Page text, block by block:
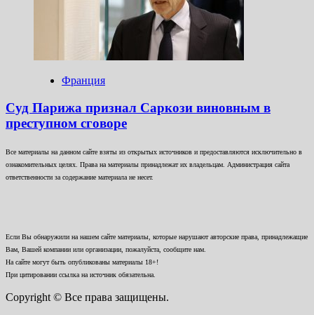
Франция
Суд Парижа признал Саркози виновным в
преступном сговоре
Все материалы на данном сайте взяты из открытых источников и предоставляются исключительно в
ознакомительных целях. Права на материалы принадлежат их владельцам. Администрация сайта
ответственности за содержание материала не несет.
Если Вы обнаружили на нашем сайте материалы, которые нарушают авторские права, принадлежащие
Вам, Вашей компании или организации, пожалуйста, сообщите нам.
На сайте могут быть опубликованы материалы 18+!
При цитировании ссылка на источник обязательна.
Copyright © Все права защищены.